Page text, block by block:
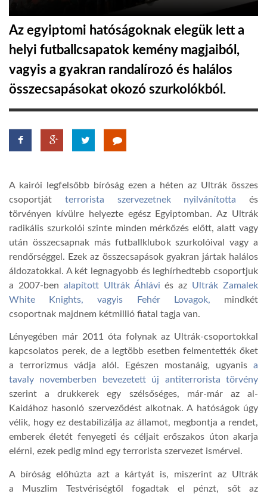
GLOBOTV BP
TROPICALMAGAZIN
GLOBOTV
AFRIKA TUDÁSTÁR
A NAP SZÉPE
DOBRAVERO.HU
LATIMO.HU
Az egyiptomi hatóságoknak elegük lett a
helyi futballcsapatok kemény magjaiból,
vagyis a gyakran randalírozó és halálos
összecsapásokat okozó szurkolókból.
A kairói legfelsőbb bíróság ezen a héten az Ultrák összes
csoportját terrorista szervezetnek nyilvánította és
törvényen kívülre helyezte egész Egyiptomban. Az Ultrák
radikális szurkolói szinte minden mérkőzés előtt, alatt vagy
után összecsapnak más futballklubok szurkolóival vagy a
rendőrséggel. Ezek az összecsapások gyakran jártak halálos
áldozatokkal. A két legnagyobb és leghírhedtebb csoportjuk
a 2007-ben alapított Ultrák Áhlávi és az Ultrák Zamalek
White Knights, vagyis Fehér Lovagok, mindkét
csoportnak majdnem kétmillió fiatal tagja van.
Lényegében már 2011 óta folynak az Ultrák-csoportokkal
kapcsolatos perek, de a legtöbb esetben felmentették őket
a terrorizmus vádja alól. Egészen mostanáig, ugyanis a
tavaly novemberben bevezetett új antiterrorista törvény
szerint a drukkerek egy szélsőséges, már-már az al-
Kaidához hasonló szerveződést alkotnak. A hatóságok úgy
vélik, hogy ez destabilizálja az államot, megbontja a rendet,
emberek életét fenyegeti és céljait erőszakos úton akarja
elérni, ezek pedig mind egy terrorista szervezet ismérvei.
A bíróság előhúzta azt a kártyát is, miszerint az Ultrák
a Muszlim Testvériségtől fogadtak el pénzt, sőt az